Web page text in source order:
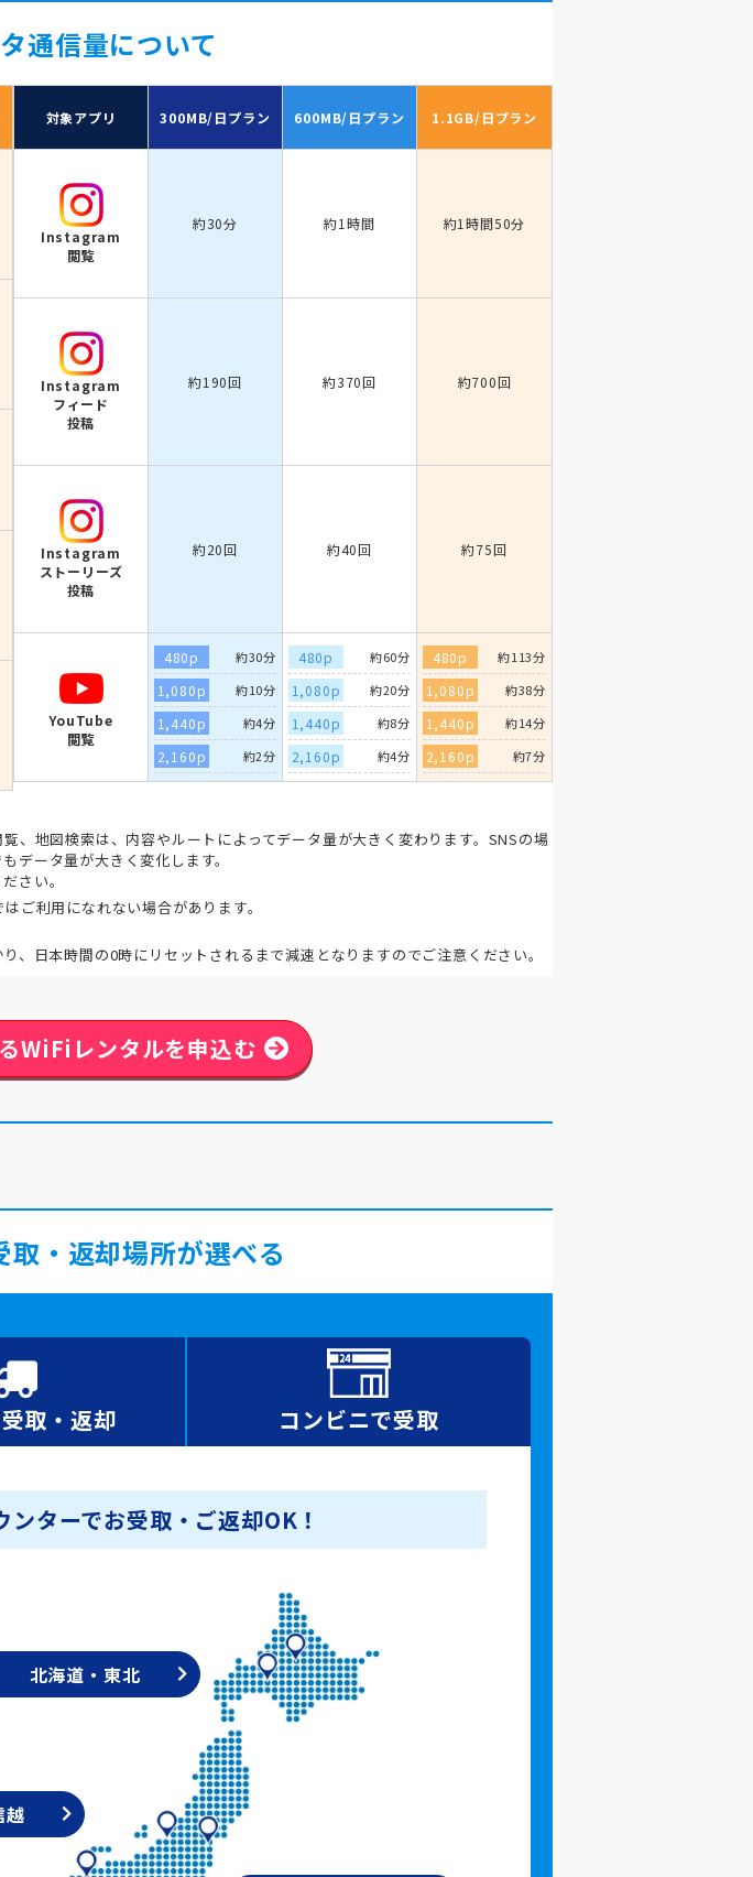
通信量について
対象アプリ 300MB/日プラン 600MB/日プラン 1.1GB/日プラン
Instagram
閲覧
約30分 約1時間 約1時間50分
Instagram
フィード
投稿
約190回 約370回 約700回
Instagram
ストーリーズ
投稿
約20回 約40回 約75回
YouTube
閲覧
480p 約30分
1,080p 約10分
1,440p 約4分
2,160p 約2分
480p 約60分
1,080p 約20分
1,440p 約8分
2,160p 約4分
480p 約113分
1,080p 約38分
1,440p 約14分
2,160p 約7分
地図検索は、内容やルートによってデータ量が大きく変わります。SNSの場
データ量が大きく変化します。
さい。
ご利用になれない場合があります。
日本時間の0時にリセットされるまで減速となりますのでご注意ください。
WiFiレンタルを申込む
・返却場所が選べる
受取・返却 コンビニで受取
ターでお受取・ご返却OK！
北海道・東北
越